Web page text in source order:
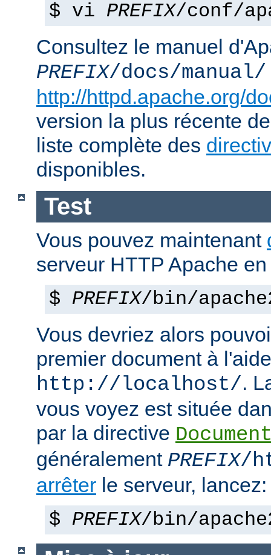
$ vi PREFIX/conf/
Consultez le manuel
PREFIX/docs/manual/
http://httpd.apache.org/
version la plus récente
liste complète des
disponibles.
Test
Vous pouvez maintenant
serveur HTTP Apache
$ PREFIX/bin/
Vous devriez alors
premier document à
http://localhost/.
vous voyez est située
par la directive
généralement PREFIX/
arrêter le serveur, lancez:
$ PREFIX/bin/